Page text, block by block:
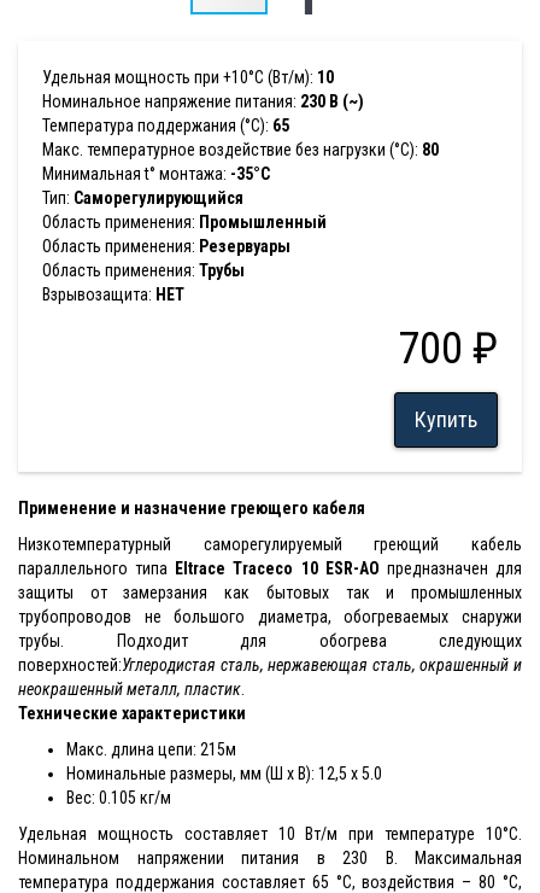
Удельная мощность при +10°С (Вт/м): 10
Номинальное напряжение питания: 230 В (~)
Температура поддержания (°С): 65
Макс. температурное воздействие без нагрузки (°С): 80
Минимальная t° монтажа: -35°C
Тип: Саморегулирующийся
Область применения: Промышленный
Область применения: Резервуары
Область применения: Трубы
Взрывозащита: НЕТ
700 ₽
Купить
Применение и назначение греющего кабеля
Низкотемпературный саморегулируемый греющий кабель
параллельного типа
Eltrace Traceco 10 ESR-AO предназначен для
защиты от замерзания как бытовых так и промышленных
трубопроводов не большого диаметра, обогреваемых снаружи
трубы. Подходит для обогрева следующих
поверхностей:Углеродистая сталь, нержавеющая сталь, окрашенный и
неокрашенный металл, пластик
Технические характеристики
Макс. длина цепи: 215м
Номинальные размеры, мм (Ш x В): 12,5 x 5.0
Вес: 0.105 кг/м
Удельная мощность составляет 10 Вт/м при температуре 10°С.
Номинальном напряжении питания в 230 В. Максимальная
температура поддержания составляет 65 °С, воздействия – 80 °С,